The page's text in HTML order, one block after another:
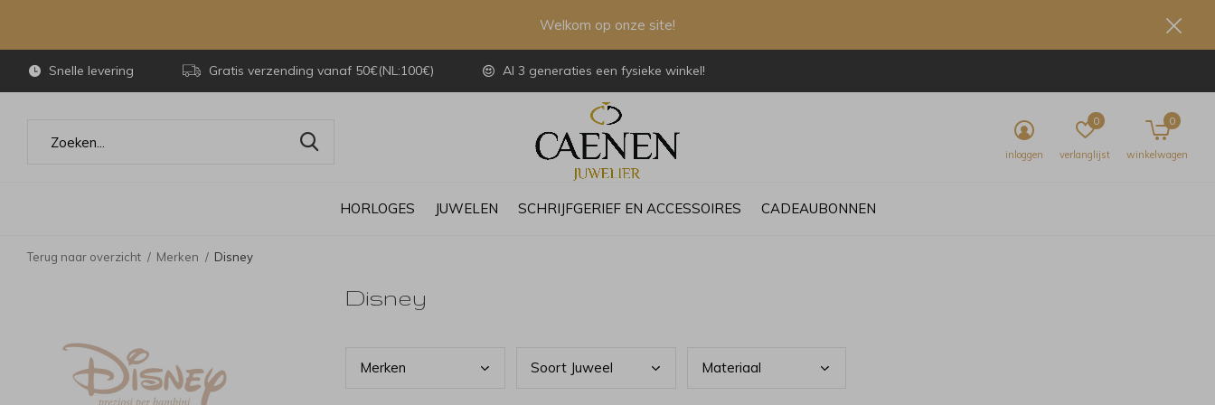
HORLOGES JUWELEN SCHRIJFGERIEF EN ACCESSOIRES CADEAUBONNEN
inloggen verlanglijst
0
winkelwagen
0
Snelle levering Gratis verzending vanaf 50€(NL:100€) Al 3 generaties een fysieke winkel!
Welkom op onze site!
Terug naar overzicht Merken Disney
Disney
Merken Soort Juweel Materiaal